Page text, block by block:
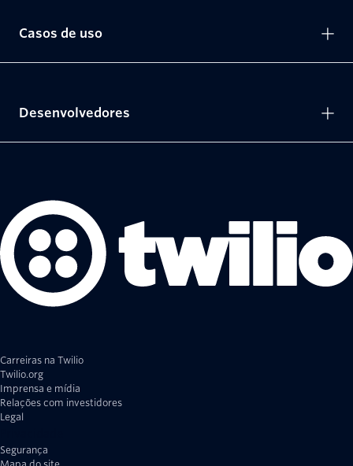
Carreiras na Twilio
Twilio.org
Imprensa e mídia
Relações com investidores
Legal
Segurança
Casos de uso
Desenvolvedores